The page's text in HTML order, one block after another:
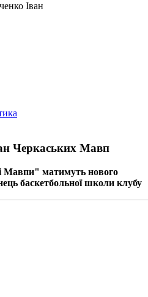
Іван
Черкаських Мавп
Мавпи" матимуть нового
баскетбольної школи клубу